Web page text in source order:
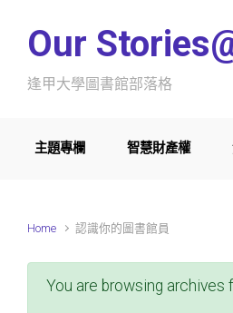
Our
逢甲大學圖書館部落格
主題專欄 智慧財產權
Home 認識你的圖書館員
You are browsing archives